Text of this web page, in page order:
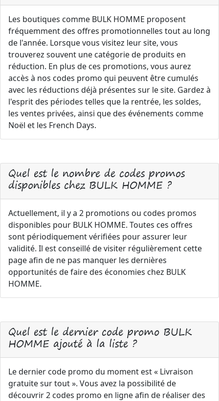
Les boutiques comme BULK HOMME proposent
fréquemment des offres promotionnelles tout au long
de l'année. Lorsque vous visitez leur site, vous
trouverez souvent une catégorie de produits en
réduction. En plus de ces promotions, vous aurez
accès à nos codes promo qui peuvent être cumulés
avec les réductions déjà présentes sur le site. Gardez à
l'esprit des périodes telles que la rentrée, les soldes,
les ventes privées, ainsi que des événements comme
Noël et les French Days.
Quel est le nombre de codes promos
disponibles chez BULK HOMME ?
Actuellement, il y a 2 promotions ou codes promos
disponibles pour BULK HOMME. Toutes ces offres
sont périodiquement vérifiées pour assurer leur
validité. Il est conseillé de visiter régulièrement cette
page afin de ne pas manquer les dernières
opportunités de faire des économies chez BULK
HOMME.
Quel est le dernier code promo BULK
HOMME ajouté à la liste ?
Le dernier code promo du moment est « Livraison
gratuite sur tout ». Vous avez la possibilité de
découvrir 2 codes promo en ligne afin de réaliser des